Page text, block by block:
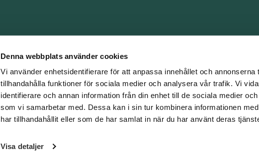
Denna webbplats använder cookies
Vi använder enhetsidentifierare för att anpassa innehållet och annonserna
tillhandahålla funktioner för sociala medier och analysera vår trafik. Vi
identifierare och annan information från din enhet till de sociala medier
som vi samarbetar med. Dessa kan i sin tur kombinera informationen
har tillhandahållit eller som de har samlat in när du har använt deras
Visa detaljer
TNG är en del i företagsgruppen Key